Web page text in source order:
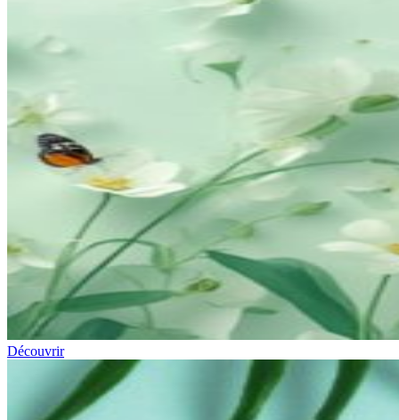
Découvrir